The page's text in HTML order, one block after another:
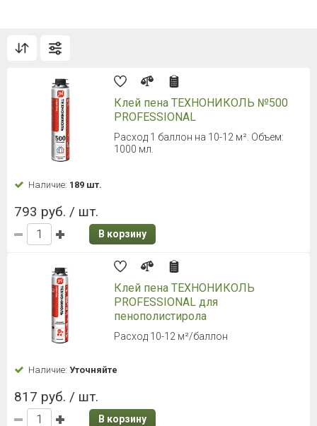
Клей пена ТЕХНОНИКОЛЬ №500
PROFESSIONAL
Расход 1 баллон на 10-12 м². Объем:
1000 мл.
Наличие: 189 шт.
793 руб. / шт.
В корзину
Клей пена ТЕХНОНИКОЛЬ
PROFESSIONAL для
пенополистирола
Расход 10-12 м²/баллон
Наличие: Уточняйте
817 руб. / шт.
В корзину